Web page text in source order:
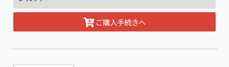
ご購入手続きへ